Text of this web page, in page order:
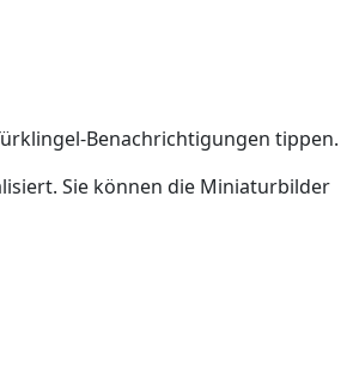
Benachrichtigungen tippen.
Sie können die Miniaturbilder